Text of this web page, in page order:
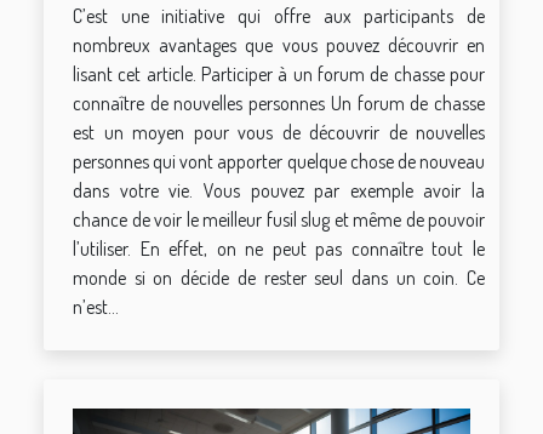
C’est une initiative qui offre aux participants de
nombreux avantages que vous pouvez découvrir en
lisant cet article. Participer à un forum de chasse pour
connaître de nouvelles personnes Un forum de chasse
est un moyen pour vous de découvrir de nouvelles
personnes qui vont apporter quelque chose de nouveau
dans votre vie. Vous pouvez par exemple avoir la
chance de voir le meilleur fusil slug et même de pouvoir
l’utiliser. En effet, on ne peut pas connaître tout le
monde si on décide de rester seul dans un coin. Ce
n’est...